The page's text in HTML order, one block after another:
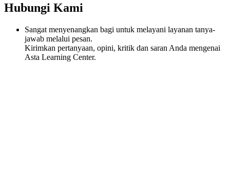
Hubungi Kami
Sangat menyenangkan bagi untuk melayani layanan tanya-
jawab melalui pesan.
Kirimkan pertanyaan, opini, kritik dan saran Anda mengenai
Asta Learning Center.